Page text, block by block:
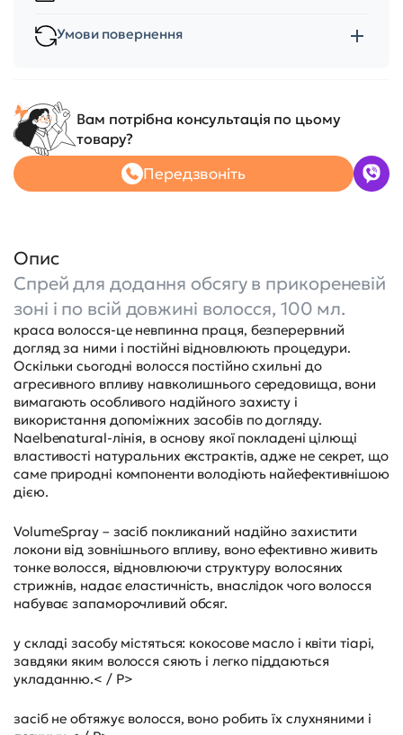
Умови повернення
Вам потрібна консультація по цьому
товару?
Передзвоніть
Опис
Спрей для додання обсягу в прикореневій
зоні і по всій довжині волосся, 100 мл.
краса волосся-це невпинна праця, безперервний
догляд за ними і постійні відновлюють процедури.
Оскільки сьогодні волосся постійно схильні до
агресивного впливу навколишнього середовища, вони
вимагають особливого надійного захисту і
використання допоміжних засобів по догляду.
Naelbenatural-лінія, в основу якої покладені цілющі
властивості натуральних екстрактів, адже не секрет, що
саме природні компоненти володіють найефективнішою
дією.
VolumeSpray – засіб покликаний надійно захистити
локони від зовнішнього впливу, воно ефективно живить
тонке волосся, відновлюючи структуру волосяних
стрижнів, надає еластичність, внаслідок чого волосся
набуває запаморочливий обсяг.
у складі засобу містяться: кокосове масло і квіти тіарі,
завдяки яким волосся сяють і легко піддаються
укладанню.< / P>
засіб не обтяжує волосся, воно робить їх слухняними і